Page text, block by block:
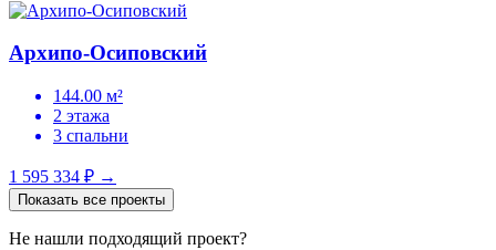
Архипо-Осиповский
144.00 м²
2 этажа
3 спальни
1 595 334 ₽ →
Показать все проекты
Не нашли подходящий проект?